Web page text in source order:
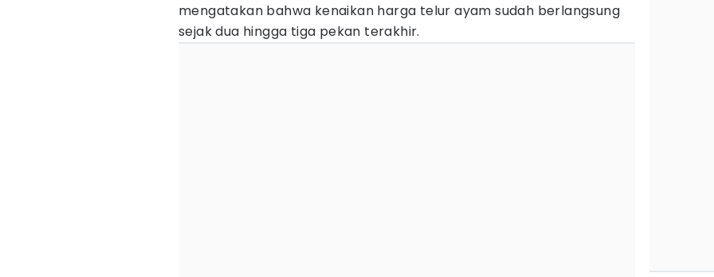
mengatakan bahwa kenaikan harga telur ayam sudah berlangsung
sejak dua hingga tiga pekan terakhir.